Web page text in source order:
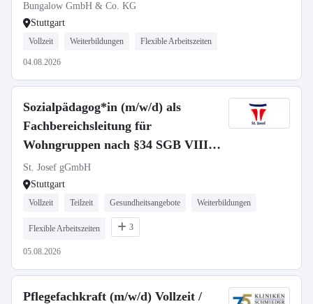
Bungalow GmbH & Co. KG
Stuttgart
Vollzeit Weiterbildungen Flexible Arbeitszeiten
04.08.2026
Sozialpädagog*in (m/w/d) als
Fachbereichsleitung für
Wohngruppen nach §34 SGB VIII -
Vollzeit / Teilzeit
St. Josef gGmbH
Stuttgart
Vollzeit Teilzeit Gesundheitsangebote Weiterbildungen
Flexible Arbeitszeiten 3
05.08.2026
Pflegefachkraft (m/w/d) Vollzeit /